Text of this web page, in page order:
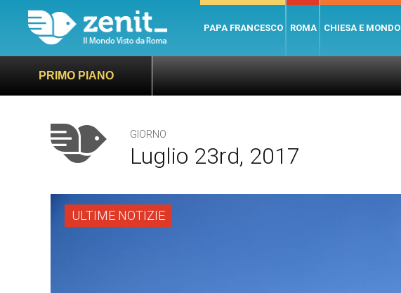
PAPA FRANCESCO ROMA CHIESA E MONDO
PRIMO PIANO
GIORNO
Luglio 23rd, 2017
ULTIME NOTIZIE